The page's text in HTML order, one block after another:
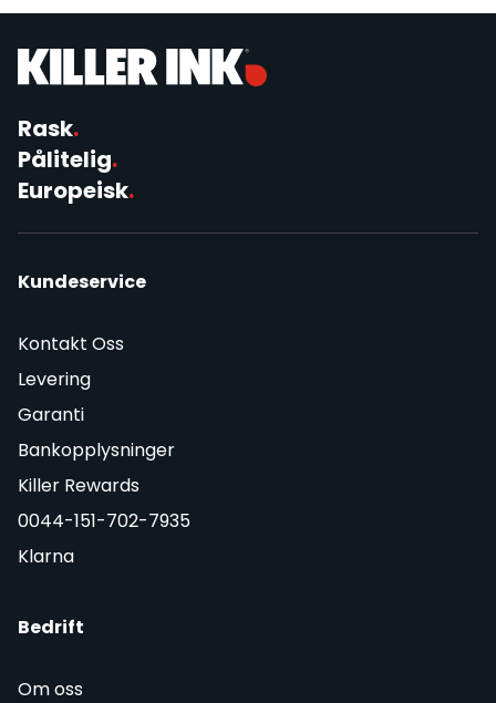
Rask.
Pålitelig.
Europeisk.
Kundeservice
Kontakt Oss
Levering
Garanti
Bankopplysninger
Killer Rewards
0044-151-702-7935
Klarna
Bedrift
Om oss